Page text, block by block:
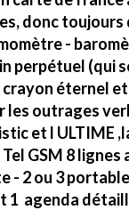
donc toujours
-
perpétuel (qui
éternel
les outrages
et l ULTIME
GSM 8 lignes
- 2 ou 3
1 agenda